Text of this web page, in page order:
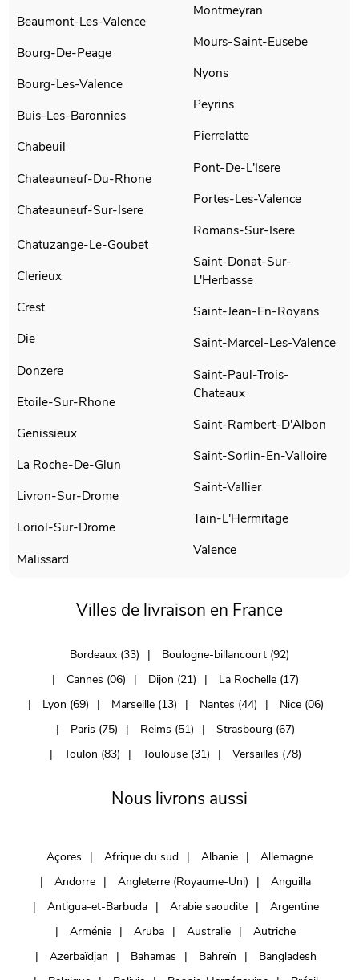
Beaumont-Les-Valence
Bourg-De-Peage
Bourg-Les-Valence
Buis-Les-Baronnies
Chabeuil
Chateauneuf-Du-Rhone
Chateauneuf-Sur-Isere
Chatuzange-Le-Goubet
Clerieux
Crest
Die
Donzere
Etoile-Sur-Rhone
Genissieux
La Roche-De-Glun
Livron-Sur-Drome
Loriol-Sur-Drome
Malissard
Montmeyran
Mours-Saint-Eusebe
Nyons
Peyrins
Pierrelatte
Pont-De-L'Isere
Portes-Les-Valence
Romans-Sur-Isere
Saint-Donat-Sur-
L'Herbasse
Saint-Jean-En-Royans
Saint-Marcel-Les-Valence
Saint-Paul-Trois-
Chateaux
Saint-Rambert-D'Albon
Saint-Sorlin-En-Valloire
Saint-Vallier
Tain-L'Hermitage
Valence
Villes de livraison en France
Bordeaux (33)
Boulogne-billancourt (92)
Cannes (06)
Dijon (21)
La Rochelle (17)
Lyon (69)
Marseille (13) Nantes (44)
Nice (06)
Paris (75)
Reims (51)
Strasbourg (67)
Toulon (83)
Toulouse (31) Versailles (78)
Nous livrons aussi
Açores Afrique du sud Albanie
Allemagne
Andorre
Angleterre (Royaume-Uni)
Anguilla
Antigua-et-Barbuda
Arabie saoudite
Argentine
Arménie
Aruba Australie
Autriche
Azerbaïdjan
Bahamas Bahreïn
Bangladesh